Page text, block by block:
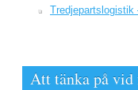
Tredjepartslogistik
Att tänka på